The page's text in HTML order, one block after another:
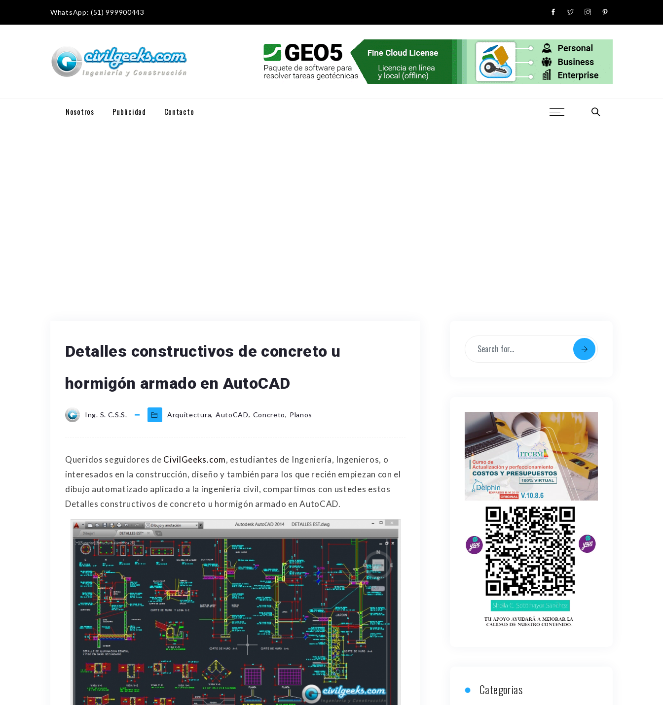
WhatsApp: (51) 999900443
Nosotros Publicidad Contacto
Detalles constructivos de concreto u
hormigón armado en AutoCAD
Ing. S. C.S.S. Arquitectura, AutoCAD, Concreto, Planos
Queridos seguidores de CivilGeeks.com, estudiantes de Ingeniería, Ingenieros, o
interesados en la construcción, diseño y también para los que recién empiezan con el
dibujo automatizado aplicado a la ingeniería civil, compartimos con ustedes estos
Detalles constructivos de concreto u hormigón armado en AutoCAD.
Categorias